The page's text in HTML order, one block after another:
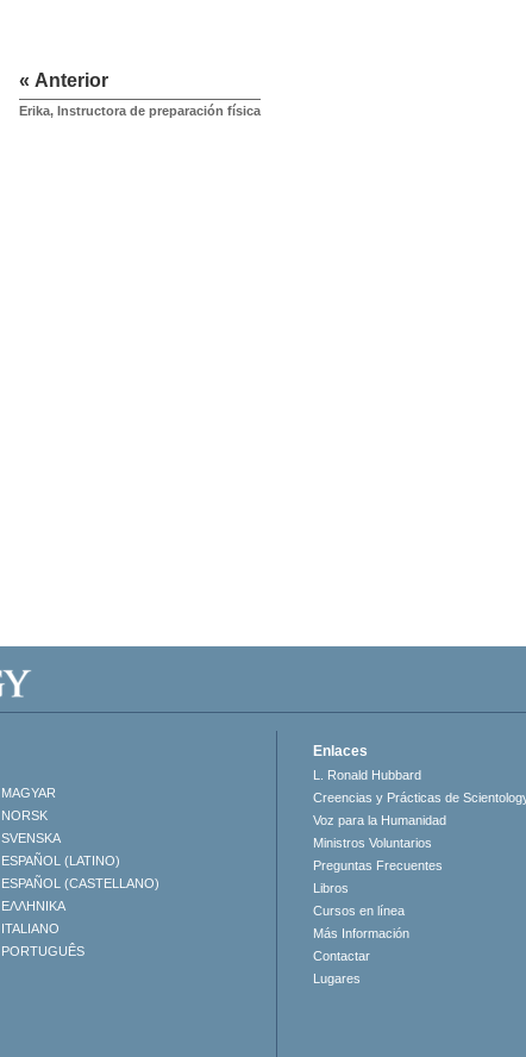
« Anterior
Erika, Instructora de preparación física
MAGYAR
NORSK
SVENSKA
ESPAÑOL (LATINO)
ESPAÑOL (CASTELLANO)
ΕΛΛΗΝΙΚA
ITALIANO
PORTUGUÊS
Enlaces
L. Ronald Hubbard
Creencias y Prácticas de
Voz para la Humanidad
Ministros Voluntarios
Preguntas Frecuentes
Libros
Cursos en línea
Más Información
Contactar
Lugares